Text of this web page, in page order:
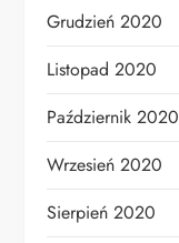
Grudzień 2020
Listopad 2020
Październik 2020
Wrzesień 2020
Sierpień 2020